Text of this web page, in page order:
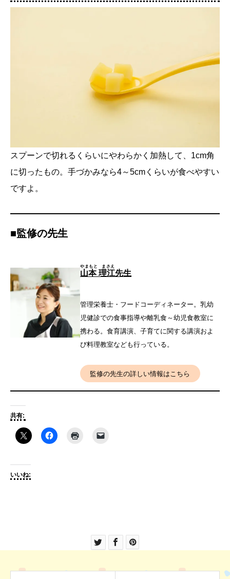
スプーンで切れるくらいにやわらかく加熱して、1cm角
に切ったもの。手づかみなら4～5cmくらいが食べやすい
ですよ。
■監修の先生
山本 理江
やまもと まさえ
先生
管理栄養士・フードコーディネーター。乳幼
児健診での食事指導や離乳食～幼児食教室に
携わる。食育講演、子育てに関する講演およ
び料理教室なども行っている。
監修の先生の詳しい情報はこちら
共有:
いいね: